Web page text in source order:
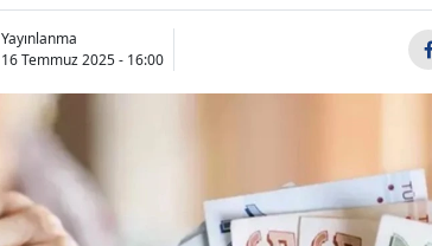
Yayınlanma
16 Temmuz 2025 - 16:00